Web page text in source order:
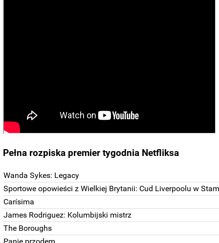
Pełna rozpiska premier tygodnia Netfliksa
Wanda Sykes: Legacy
Sportowe opowieści z Wielkiej Brytanii: Cud Liverpoolu w
Carísima
James Rodriguez: Kolumbijski mistrz
The Boroughs
Panie przodem